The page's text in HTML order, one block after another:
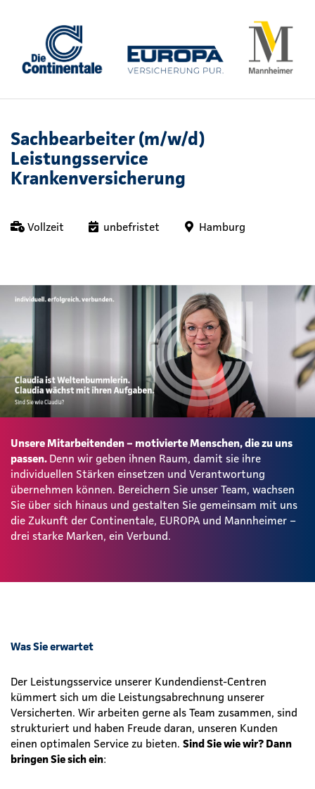
Sachbearbeiter (m/w/d)
Leistungsservice
Krankenversicherung
Vollzeit unbefristet Hamburg
Unsere Mitarbeitenden – motivierte Menschen, die zu uns
passen. Denn wir geben ihnen Raum, damit sie ihre
individuellen Stärken einsetzen und Verantwortung
übernehmen können. Bereichern Sie unser Team, wachsen
Sie über sich hinaus und gestalten Sie gemeinsam mit uns
die Zukunft der Continentale, EUROPA und Mannheimer –
drei starke Marken, ein Verbund.
Was Sie erwartet
Der Leistungsservice unserer Kundendienst-Centren
kümmert sich um die Leistungsabrechnung unserer
Versicherten. Wir arbeiten gerne als Team zusammen, sind
strukturiert und haben Freude daran, unseren Kunden
einen optimalen Service zu bieten. Sind Sie wie wir? Dann
bringen Sie sich ein: